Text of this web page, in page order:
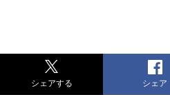
シェアする シェア